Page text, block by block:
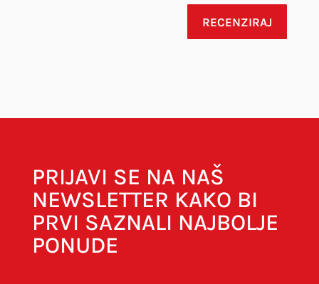
RECENZIRAJ
PRIJAVI SE NA NAŠ
NEWSLETTER KAKO BI
PRVI SAZNALI NAJBOLJE
PONUDE